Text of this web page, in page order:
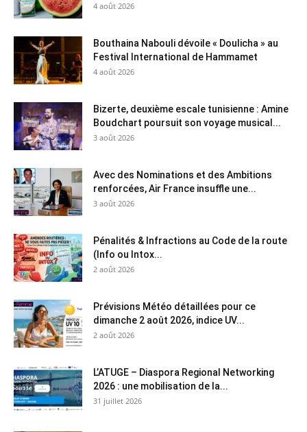
4 août 2026
Bouthaina Nabouli dévoile « Doulicha » au
Festival International de Hammamet
4 août 2026
Bizerte, deuxième escale tunisienne : Amine
Boudchart poursuit son voyage musical...
3 août 2026
Avec des Nominations et des Ambitions
renforcées, Air France insuffle une...
3 août 2026
Pénalités & Infractions au Code de la route
(Info ou Intox...
2 août 2026
Prévisions Météo détaillées pour ce
dimanche 2 août 2026, indice UV...
2 août 2026
L’ATUGE – Diaspora Regional Networking
2026 : une mobilisation de la...
31 juillet 2026